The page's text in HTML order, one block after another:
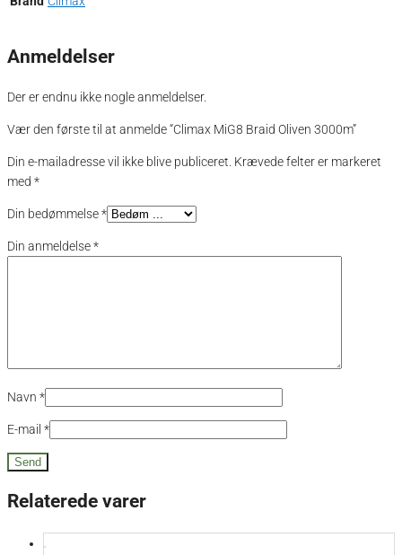
Anmeldelser
Der er endnu ikke nogle anmeldelser.
Vær den første til at anmelde “Climax MiG8 Braid Oliven 3000m”
Din e-mailadresse vil ikke blive publiceret. Krævede felter er markeret
med *
Din bedømmelse*
Din anmeldelse*
Navn *
E-mail *
Relaterede varer